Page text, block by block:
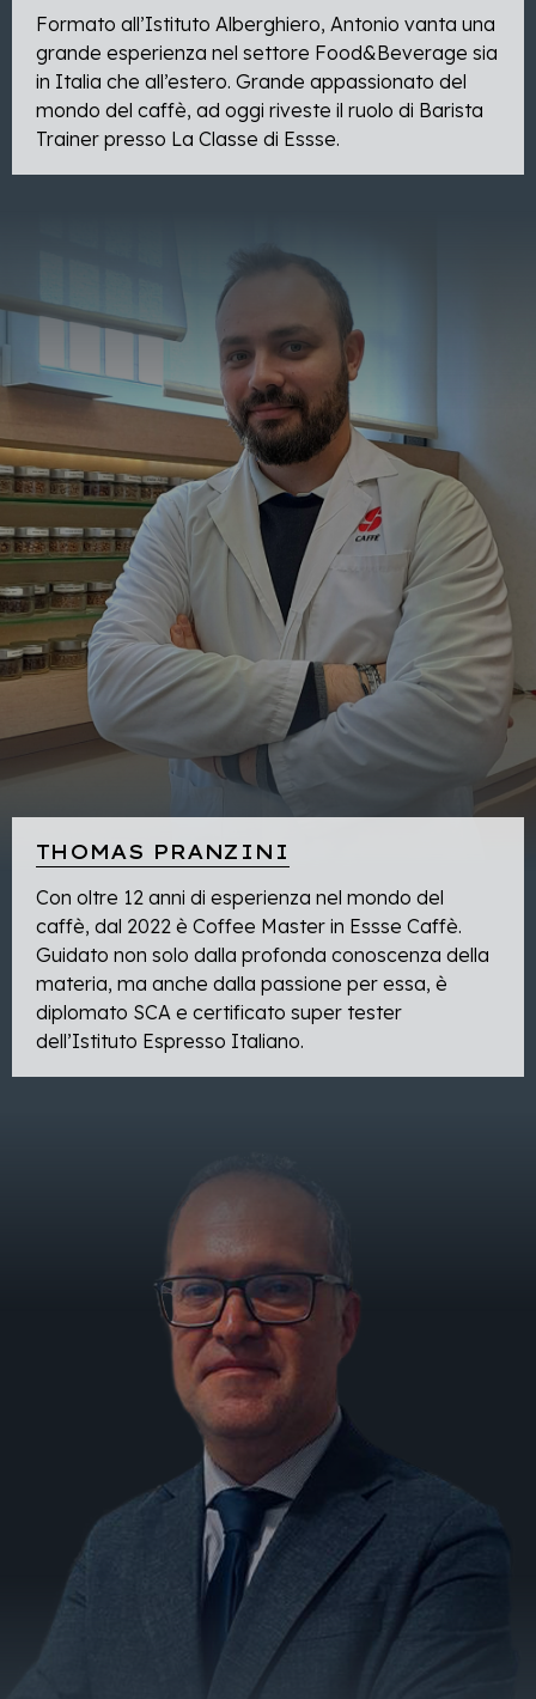
Formato all’Istituto Alberghiero, Antonio vanta una
grande esperienza nel settore Food&Beverage sia
in Italia che all’estero. Grande appassionato del
mondo del caffè, ad oggi riveste il ruolo di Barista
Trainer presso La Classe di Essse.
THOMAS PRANZINI
Con oltre 12 anni di esperienza nel mondo del
caffè, dal 2022 è Coffee Master in Essse Caffè.
Guidato non solo dalla profonda conoscenza della
materia, ma anche dalla passione per essa, è
diplomato SCA e certificato super tester
dell’Istituto Espresso Italiano.